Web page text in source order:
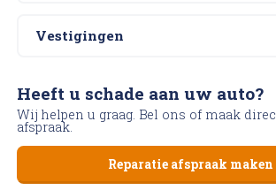
Vestigingen
Heeft u schade aan uw auto?
Wij helpen u graag. Bel ons of maak
afspraak.
Reparatie afspraak maken